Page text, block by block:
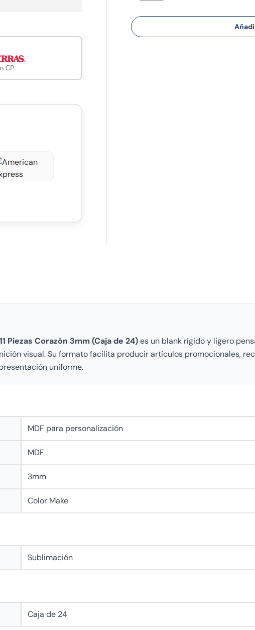
CP
Piezas Corazón 3mm (Caja de 24)es un blank rígido y ligero
visual. Su formato facilita producir artículos promocionales,
uniforme.
MDF para personalización
MDF
3mm
Color Make
Sublimación
Caja de 24